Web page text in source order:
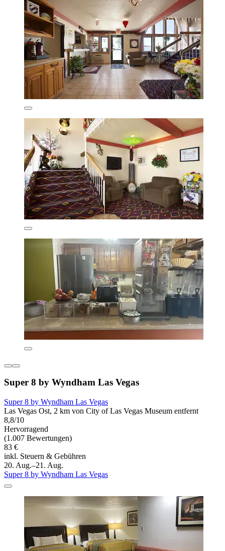
Super 8 by Wyndham Las Vegas
Super 8 by Wyndham Las Vegas
Las Vegas Ost, 2 km von City of Las Vegas Museum entfernt
8,8/10
Hervorragend
(1.007 Bewertungen)
83 €
inkl. Steuern & Gebühren
20. Aug.–21. Aug.
Super 8 by Wyndham Las Vegas